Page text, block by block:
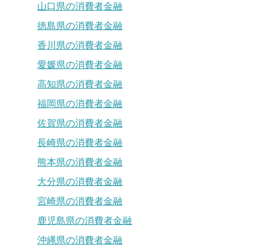
山口県の消費者金融
徳島県の消費者金融
香川県の消費者金融
愛媛県の消費者金融
高知県の消費者金融
福岡県の消費者金融
佐賀県の消費者金融
長崎県の消費者金融
熊本県の消費者金融
大分県の消費者金融
宮崎県の消費者金融
鹿児島県の消費者金融
沖縄県の消費者金融